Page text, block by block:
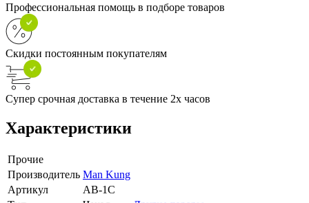
Профессиональная помощь в подборе товаров
Скидки постоянным покупателям
Супер срочная доставка в течение 2х часов
Характеристики
Прочие
Производитель Man Kung
Артикул
AB-1C